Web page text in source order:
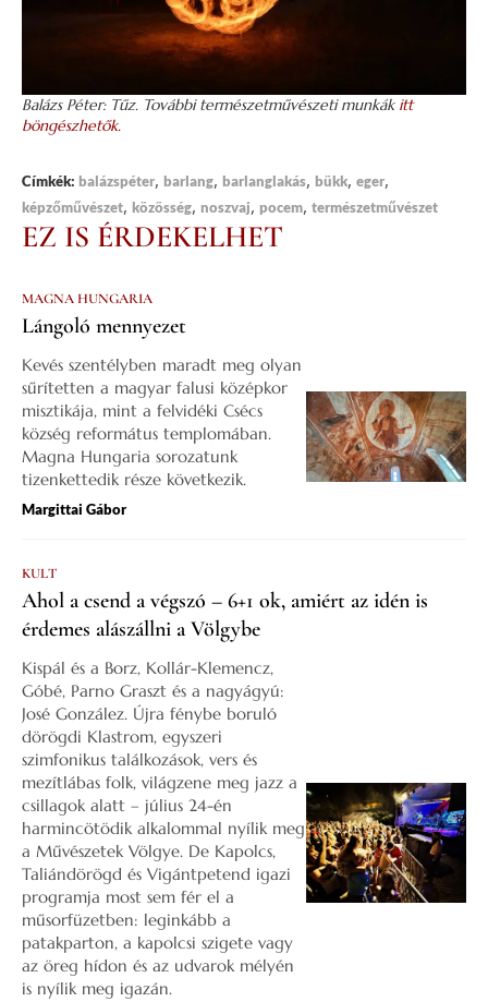
Balázs Péter: Tűz. További természetművészeti munkák itt
böngészhetők.
Címkék: balázspéter, barlang, barlanglakás, bükk, eger,
képzőművészet, közösség, noszvaj, pocem, természetművészet
EZ IS ÉRDEKELHET
MAGNA HUNGARIA
Lángoló mennyezet
Kevés szentélyben maradt meg olyan
sűrítetten a magyar falusi középkor
misztikája, mint a felvidéki Csécs
község református templomában.
Magna Hungaria sorozatunk
tizenkettedik része következik.
Margittai Gábor
KULT
Ahol a csend a végszó – 6+1 ok, amiért az idén is
érdemes alászállni a Völgybe
Kispál és a Borz, Kollár-Klemencz,
Góbé, Parno Graszt és a nagyágyú:
José González. Újra fénybe boruló
dörögdi Klastrom, egyszeri
szimfonikus találkozások, vers és
mezítlábas folk, világzene meg jazz a
csillagok alatt – július 24-én
harmincötödik alkalommal nyílik meg
a Művészetek Völgye. De Kapolcs,
Taliándörögd és Vigántpetend igazi
programja most sem fér el a
műsorfüzetben: leginkább a
patakparton, a kapolcsi szigete vagy
az öreg hídon és az udvarok mélyén
is nyílik meg igazán.